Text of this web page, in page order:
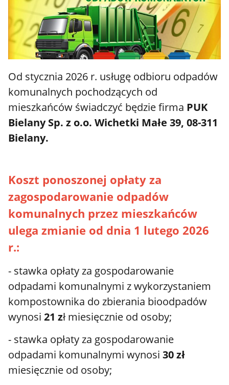
Od stycznia 2026 r. usługę odbioru odpadów
komunalnych pochodzących od
mieszkańców świadczyć będzie firma PUK
Bielany Sp. z o.o. Wichetki Małe 39, 08-311
Bielany.
Koszt ponoszonej opłaty za
zagospodarowanie odpadów
komunalnych przez mieszkańców
ulega zmianie od dnia 1 lutego 2026
r.:
- stawka opłaty za gospodarowanie
odpadami komunalnymi z wykorzystaniem
kompostownika do zbierania bioodpadów
wynosi 21 zł miesięcznie od osoby;
- stawka opłaty za gospodarowanie
odpadami komunalnymi wynosi 30 zł
miesięcznie od osoby;